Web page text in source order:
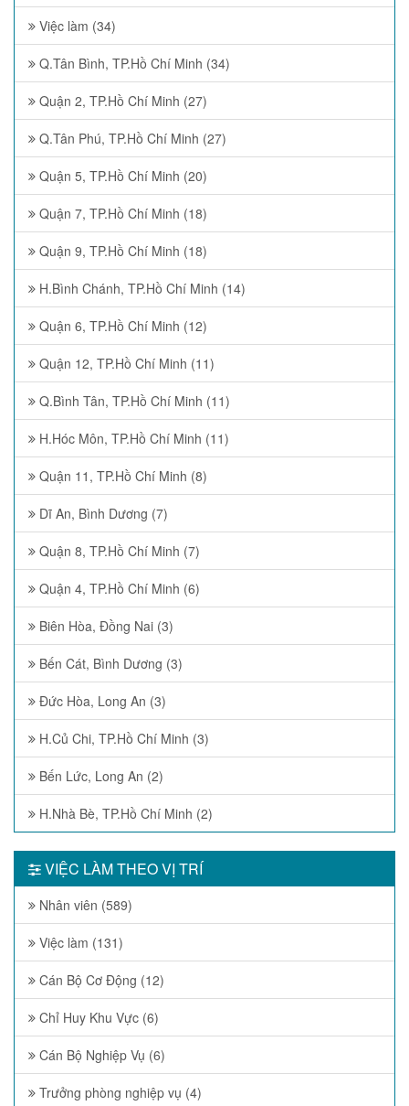
Việc làm (34)
Q.Tân Bình, TP.Hồ Chí Minh (34)
Quận 2, TP.Hồ Chí Minh (27)
Q.Tân Phú, TP.Hồ Chí Minh (27)
Quận 5, TP.Hồ Chí Minh (20)
Quận 7, TP.Hồ Chí Minh (18)
Quận 9, TP.Hồ Chí Minh (18)
H.Bình Chánh, TP.Hồ Chí Minh (14)
Quận 6, TP.Hồ Chí Minh (12)
Quận 12, TP.Hồ Chí Minh (11)
Q.Bình Tân, TP.Hồ Chí Minh (11)
H.Hóc Môn, TP.Hồ Chí Minh (11)
Quận 11, TP.Hồ Chí Minh (8)
Dĩ An, Bình Dương (7)
Quận 8, TP.Hồ Chí Minh (7)
Quận 4, TP.Hồ Chí Minh (6)
Biên Hòa, Đồng Nai (3)
Bến Cát, Bình Dương (3)
Đức Hòa, Long An (3)
H.Củ Chi, TP.Hồ Chí Minh (3)
Bến Lức, Long An (2)
H.Nhà Bè, TP.Hồ Chí Minh (2)
VIỆC LÀM THEO VỊ TRÍ
Nhân viên (589)
Việc làm (131)
Cán Bộ Cơ Động (12)
Chỉ Huy Khu Vực (6)
Cán Bộ Nghiệp Vụ (6)
Trưởng phòng nghiệp vụ (4)